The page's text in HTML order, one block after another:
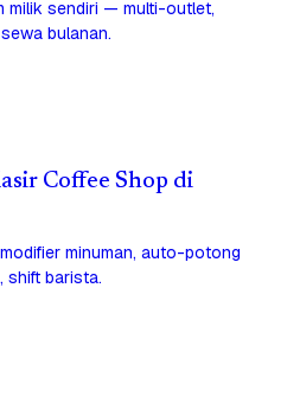
milik sendiri — multi-outlet,
bulanan.
Coffee Shop di
minuman, auto-potong
shift barista.